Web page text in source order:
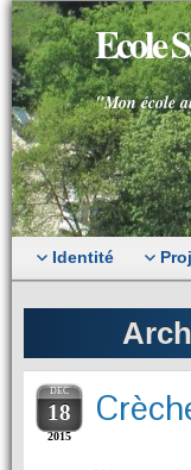
Ecole
"Mon école
Identité
DEC
18
2015